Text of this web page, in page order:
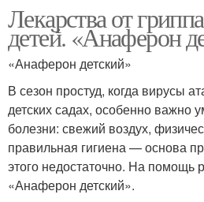
Лекарства от
детей. «Анаферон
«Анаферон детский»
В сезон простуд, когда вирусы
детских садах, особенно важно
болезни: свежий воздух,
правильная гигиена — основа
этого недостаточно. На помощь
«Анаферон детский».